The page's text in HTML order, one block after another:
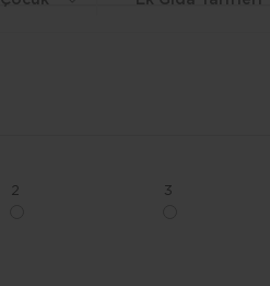
2 3